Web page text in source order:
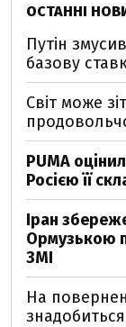
ОСТАННІ
Путін
базову
Світ може
PUMA
Росією її
Іран
Ормузькою
ЗМІ
На